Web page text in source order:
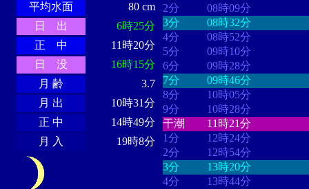
平均水面
80 cm
日 出
6時25分
正 中
11時20分
日 没
16時15分
月 齢
3.7
月 出
10時31分
正 中
14時49分
月 入
19時8分
2分
08時09分
3分
08時32分
4分
08時52分
5分
09時10分
6分
09時28分
7分
09時46分
8分
10時05分
9分
10時28分
干潮
11時21分
1分
12時24分
2分
12時54分
3分
13時20分
4分
13時44分